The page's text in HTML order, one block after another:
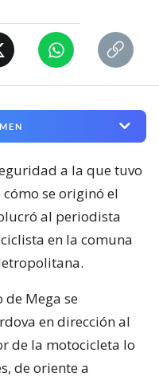
a la que tuvo
se originó el
al periodista
en la comuna
Mega se
en dirección al
de la motocicleta lo
de oriente a